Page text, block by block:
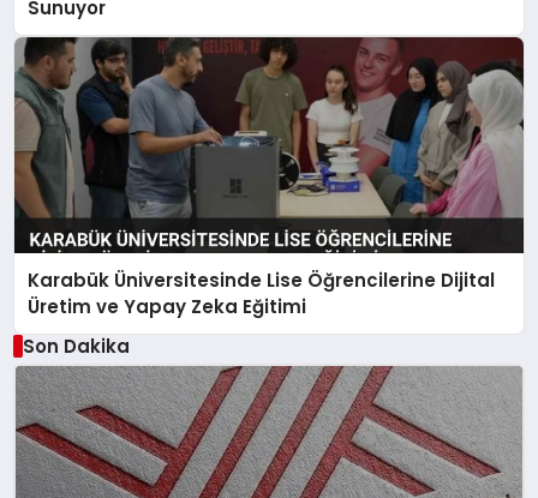
Sunuyor
Karabük Üniversitesinde Lise Öğrencilerine Dijital
Üretim ve Yapay Zeka Eğitimi
Son Dakika